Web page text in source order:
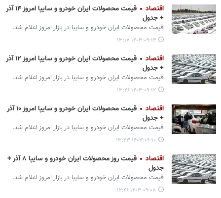
اقتصاد
قیمت محصولات ایران خودرو و سایپا امروز ۱۴ آذر
+ جدول
قیمت محصولات ایران‌ خودرو و سایپا در بازار امروز اعلام شد.
۱۴۰۳-۰۹-۱۴ ۱۳:۱۷
اقتصاد
قیمت محصولات ایران خودرو و سایپا امروز ۱۲ آذر
+ جدول
قیمت محصولات ایران‌ خودرو و سایپا در بازار امروز اعلام شد.
۱۴۰۳-۰۹-۱۲ ۱۳:۲۶
اقتصاد
قیمت محصولات ایران خودرو و سایپا امروز ۱۰ آذر
+ جدول
قیمت محصولات ایران‌ خودرو و سایپا در بازار امروز اعلام شد.
۱۴۰۳-۰۹-۱۰ ۱۳:۲۳
اقتصاد
قیمت روز محصولات ایران خودرو و سایپا ۸ آذر +
جدول
قیمت محصولات ایران‌ خودرو و سایپا در بازار امروز اعلام شد.
۱۴۰۳-۰۹-۰۸ ۱۲:۴۶